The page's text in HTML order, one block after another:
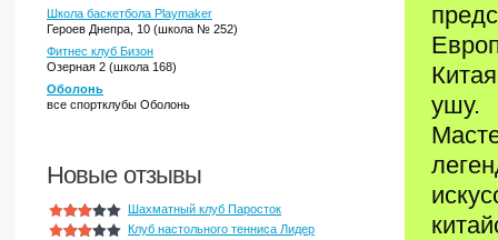
Школа баскетбола Playmaker
Героев Днепра, 10 (школа № 252)
Фитнес клуб Бизон
Озерная 2 (школа 168)
Оболонь
все спортклубы Оболонь
Новые отзывы
Шахматный клуб Паросток
Клуб настольного тенниса Лидер
ушу.